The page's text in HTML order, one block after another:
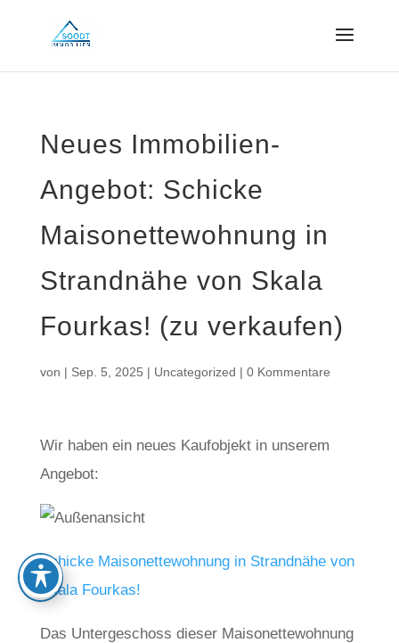
Neues Immobilien-
Angebot: Schicke
Maisonettewohnung in
Strandnähe von Skala
Fourkas! (zu verkaufen)
von | Sep. 5, 2025 | Uncategorized | 0 Kommentare
Wir haben ein neues Kaufobjekt in unserem
Angebot:
Schicke Maisonettewohnung in Strandnähe von
Skala Fourkas!
Das Untergeschoss dieser Maisonettewohnung